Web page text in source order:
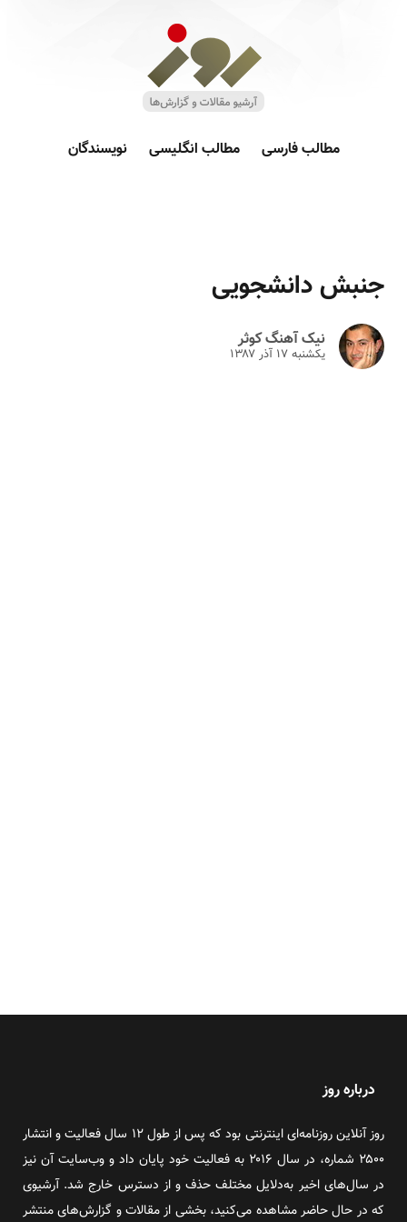
مطالب فارسی مطالب انگلیسی نویسندگان
جنبش دانشجویی
نیک آهنگ کوثر
یکشنبه ۱۷ آذر ۱۳۸۷
درباره روز
روز آنلاین روزنامه‌ای اینترنتی بود که پس از طول ۱۲ سال فعالیت و انتشار
۲۵۰۰ شماره، در سال ۲۰۱۶ به فعالیت خود پایان داد و وب‌سایت آن نیز
در سال‌های اخیر به‌دلایل مختلف حذف و از دسترس خارج شد. آرشیوی
که در حال حاضر مشاهده می‌کنید، بخشی از مقالات و گزارش‌های منتشر